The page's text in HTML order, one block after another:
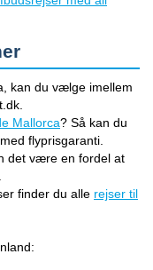
kan du vælge imellem
Mallorca? Så kan du
flyprisgaranti.
det være en fordel at
.
finder du alle rejser til